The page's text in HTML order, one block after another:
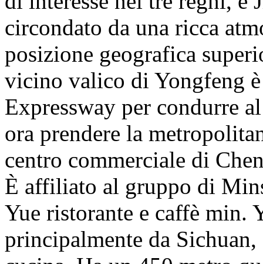
circondato da una ricca
posizione geografica
vicino valico di Yongfeng
Expressway per condurre
ora prendere la
centro commerciale di
È affiliato al gruppo di
Yue ristorante e caffè min.
principalmente da